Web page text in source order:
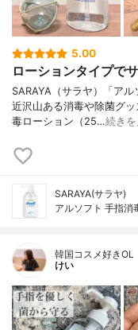
5.00
ローションタイプで
SARAYA（サラヤ）「ア
近沢山ある消毒や除菌グ
毒ローション（25…続き
SARAYA(サラヤ)
アルソフト 手指消
韓国コスメ好きOL
けい